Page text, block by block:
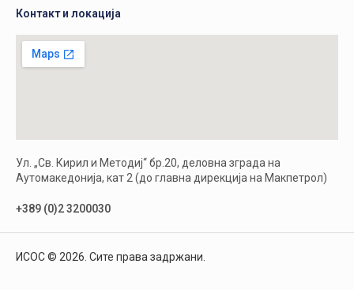
Контакт и локација
Ул. „Св. Кирил и Методиј“ бр.20, деловна зграда на
Аутомакедонија, кат 2 (до главна дирекција на Макпетрол)
+389 (0)2 3200030
ИСОС © 2026. Сите права задржани.